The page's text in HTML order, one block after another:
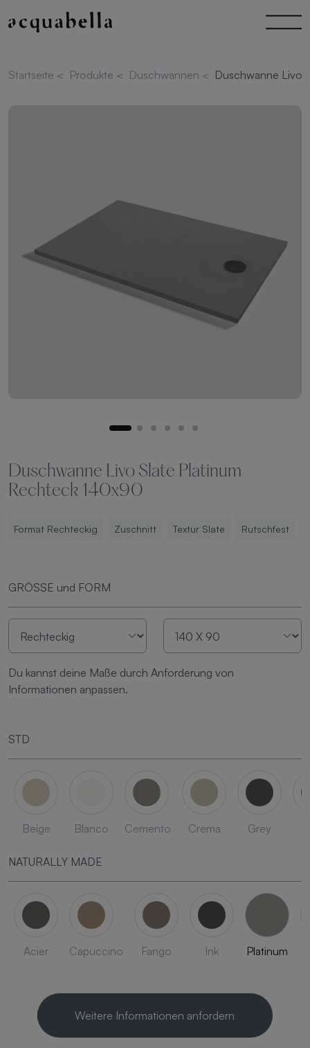
Startseite < Produkte < Duschwannen < Duschwanne Livo
Duschwanne Livo Slate Platinum
Rechteck 140x90
Format Rechteckig Zuschnitt Textur Slate Rutschfest
GRÖSSE und FORM
Du kannst deine Maße durch Anforderung von
Informationen anpassen.
STD
Beige Blanco Cemento Crema Grey
NATURALLY MADE
Acier Capuccino Fango Ink Platinum
Weitere Informationen anfordern